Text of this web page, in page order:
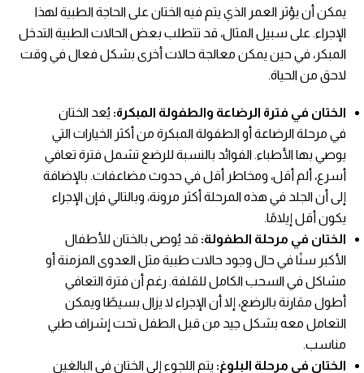
يمكن أن يؤثر العمر الذي يتم فيه الختان على الحاجة الطبية لهذا
الإجراء. على سبيل المثال، قد تتطلب بعض الحالات الطبية التدخل
المبكر، في حين يمكن معالجة حالات أخرى بشكل فعال في وقت
لاحق من الحياة.
الختان في فترة الرضاعة والطفولة المبكرة: يُعد الختان
في مرحلة الرضاعة أو الطفولة المبكرة من أكثر الخيارات التي
يوصي بها الأطباء. الفوائد بالنسبة للرضع تشمل فترة تعافي
أسرع، ألم أقل، ومخاطر أقل في حدوث مضاعفات. بالإضافة
إلى أن الجلد في هذه المرحلة أكثر مرونة، وبالتالي فإن الإجراء
يكون أقل إيلامًا.
الختان في مرحلة الطفولة: قد يُوصى بالختان للأطفال
الأكبر سنًا في حال وجود حالات طبية مثل العدوى المزمنة أو
مشاكل في السحب الكامل للقلفة. رغم أن فترة التعافي
أطول مقارنة بالرضع، إلا أن الإجراء لا يزال بسيطًا ويمكن
التعامل معه بشكل جيد من قبل الطفل تحت إشراف طبي
مناسب.
الختان في مرحلة البلوغ: يتم اللجوء إلى الختان في البالغين